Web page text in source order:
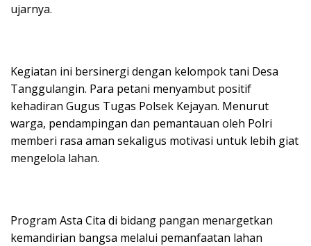
ujarnya.
Kegiatan ini bersinergi dengan kelompok tani Desa
Tanggulangin. Para petani menyambut positif
kehadiran Gugus Tugas Polsek Kejayan. Menurut
warga, pendampingan dan pemantauan oleh Polri
memberi rasa aman sekaligus motivasi untuk lebih giat
mengelola lahan.
Program Asta Cita di bidang pangan menargetkan
kemandirian bangsa melalui pemanfaatan lahan